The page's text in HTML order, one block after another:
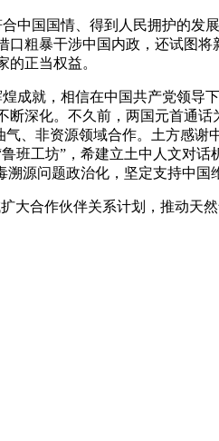
中国国情、得到人民拥护的发
粗暴干涉中国内政，还试图
正当权益。
成就，相信在中国共产党领导
深化。不久前，两国元首通
、非资源领域合作。土方感
工坊”，希建立土中人文对
源问题政治化，坚定支持中国
大合作伙伴关系计划，推动天